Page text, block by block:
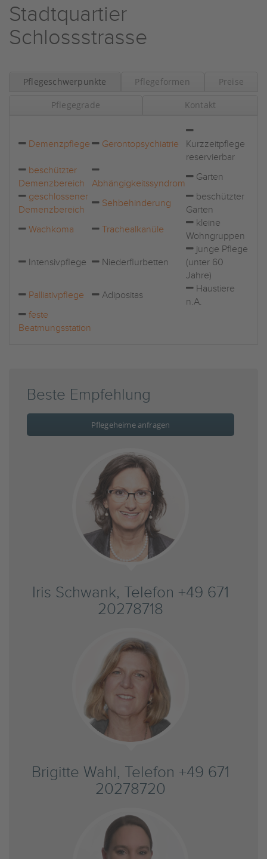
Stadtquartier
Schlossstrasse
Pflegeschwerpunkte Pflegeformen Preise
Pflegegrade Kontakt
Demenzpflege Gerontopsychiatrie
Kurzzeitpflege
reservierbar
beschützter
Demenzbereich
Abhängigkeitssyndrom
Garten
geschlossener
Demenzbereich
Sehbehinderung
beschützter
Garten
Wachkoma
Trachealkanüle
kleine
Wohngruppen
Intensivpflege Niederflurbetten
junge Pflege
(unter 60
Jahre)
Palliativpflege
Adipositas
Haustiere
n.A.
feste
Beatmungsstation
Beste Empfehlung
Pflegeheime anfragen
Iris Schwank, Telefon +49 671
20278718
Brigitte Wahl, Telefon +49 671
20278720